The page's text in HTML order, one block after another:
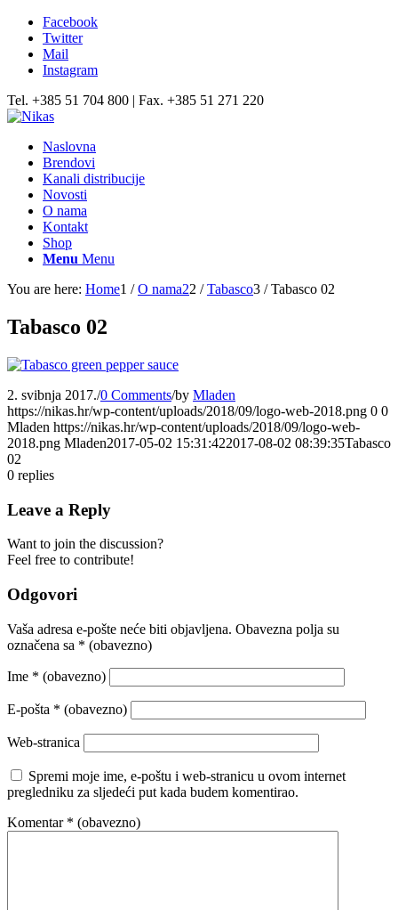
Facebook
Twitter
Mail
Instagram
Tel. +385 51 704 800 | Fax. +385 51 271 220
Naslovna
Brendovi
Kanali distribucije
Novosti
O nama
Kontakt
Shop
Menu Menu
You are here: Home1 / O nama22 / Tabasco3 / Tabasco 02
Tabasco 02
2. svibnja 2017./0 Comments/by Mladen
https://nikas.hr/wp-content/uploads/2018/09/logo-web-2018.png 0 0
Mladen https://nikas.hr/wp-content/uploads/2018/09/logo-web-
2018.png Mladen2017-05-02 15:31:422017-08-02 08:39:35Tabasco
02
0 replies
Leave a Reply
Want to join the discussion?
Feel free to contribute!
Odgovori
Vaša adresa e-pošte neće biti objavljena. Obavezna polja su
označena sa * (obavezno)
Ime * (obavezno)
E-pošta * (obavezno)
Web-stranica
Spremi moje ime, e-poštu i web-stranicu u ovom internet
pregledniku za sljedeći put kada budem komentirao.
Komentar * (obavezno)